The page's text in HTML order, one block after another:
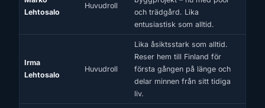
Lehtosalo
Huvudroll
och trädgård. Lika
entusiastisk som alltid.
Irma
Lehtosalo
Huvudroll
Lika åsiktsstark som alltid.
Reser hem till Finland för
första gången på länge och
delar minnen från sitt tidiga
liv.